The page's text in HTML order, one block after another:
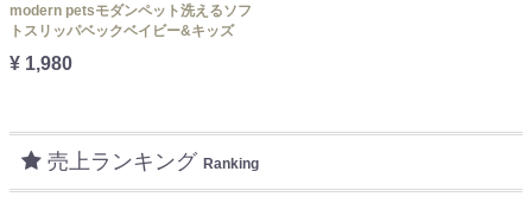
modern petsモダンペット洗えるソフ
トスリッパベックベイビー&キッズ
¥ 1,980
売上ランキング Ranking